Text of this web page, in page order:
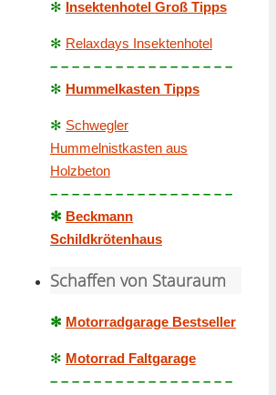
✻ Insektenhotel Groß Tipps
✻ Relaxdays Insektenhotel
– – – – – – – – – – – – – – – – –
✻ Hummelkasten Tipps
✻ Schwegler
Hummelnistkasten aus
Holzbeton
– – – – – – – – – – – – – – – – –
✻ Beckmann
Schildkrötenhaus
Schaffen von Stauraum
✻ Motorradgarage Bestseller
✻ Motorrad Faltgarage
– – – – – – – – – – – – – – – – –